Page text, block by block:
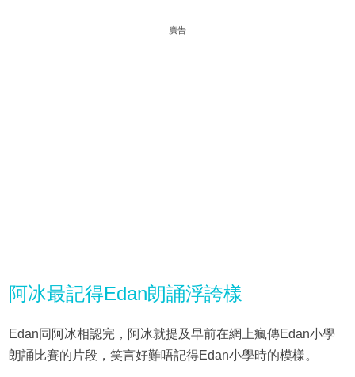
廣告
阿冰最記得Edan朗誦浮誇樣
Edan同阿冰相認完，阿冰就提及早前在網上瘋傳Edan小學
朗誦比賽的片段，笑言好難唔記得Edan小學時的模樣。